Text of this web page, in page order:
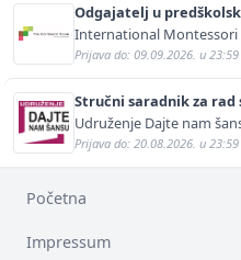
Odgajatelj u
International Montessori
Prijava do: 09.09.2026. u 23:59
Stručni saradnik za
Udruženje Dajte nam
Prijava do: 20.08.2026. u 23:59
Početna
Impressum